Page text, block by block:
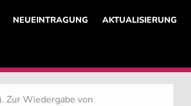
NEUEINTRAGUNG AKTUALISIERUNG
Zur Wiedergabe von